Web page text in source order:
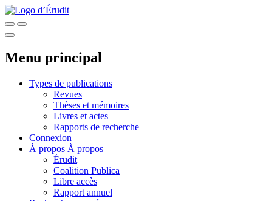
Menu principal
Types de publications
Revues
Thèses et mémoires
Livres et actes
Rapports de recherche
Connexion
À propos À propos
Érudit
Coalition Publica
Libre accès
Rapport annuel